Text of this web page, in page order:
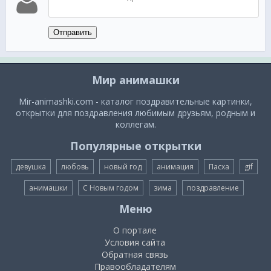
Отправить
Мир анимашки
Mir-animashki.com - каталог поздравительные картинки,
открытки для поздравления любимым друзьям, родным и
коллегам.
Популярные открытки
девушка любовь новый год анимация Пасха gif
анимашки С Новым годом зима поздравление
Меню
О портале
Условия сайта
Обратная связь
Правообладателям